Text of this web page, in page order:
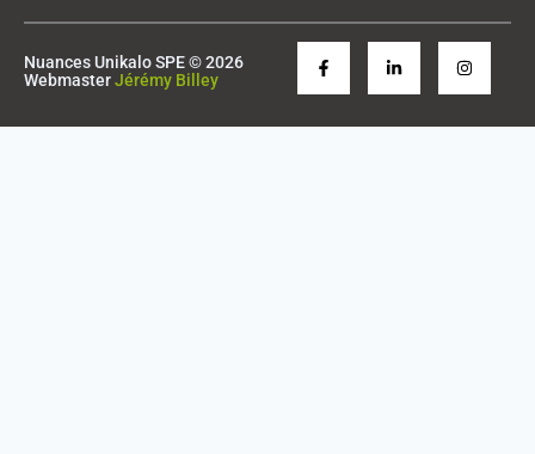
Nuances Unikalo SPE © 2026
WebmasterJérémy Billey